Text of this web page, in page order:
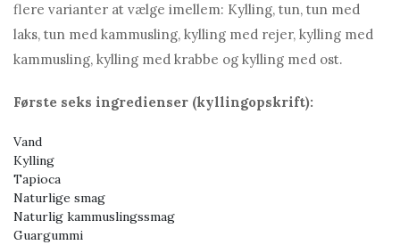
flere varianter at vælge imellem: Kylling, tun, tun med
laks, tun med kammusling, kylling med rejer, kylling med
kammusling, kylling med krabbe og kylling med ost.
Første seks ingredienser (kyllingopskrift):
Vand
Kylling
Tapioca
Naturlige smag
Naturlig kammuslingssmag
Guargummi